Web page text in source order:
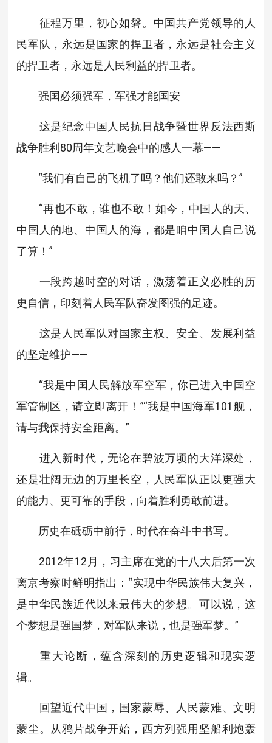
征程万里，初心如磐。中国共产党领导的人
民军队，永远是国家的捍卫者，永远是社会主义
的捍卫者，永远是人民利益的捍卫者。
强国必须强军，军强才能国安
这是纪念中国人民抗日战争暨世界反法西斯
战争胜利80周年文艺晚会中的感人一幕——
“我们有自己的飞机了吗？他们还敢来吗？”
“再也不敢，谁也不敢！如今，中国人的天、
中国人的地、中国人的海，都是咱中国人自己说
了算！”
一段跨越时空的对话，激荡着正义必胜的历
史自信，印刻着人民军队奋发图强的足迹。
这是人民军队对国家主权、安全、发展利益
的坚定维护——
“我是中国人民解放军空军，你已进入中国空
军管制区，请立即离开！”“我是中国海军101舰，
请与我保持安全距离。”
进入新时代，无论在碧波万顷的大洋深处，
还是壮阔无边的万里长空，人民军队正以更强大
的能力、更可靠的手段，向着胜利勇敢前进。
历史在砥砺中前行，时代在奋斗中书写。
2012年12月，习主席在党的十八大后第一次
离京考察时鲜明指出：“实现中华民族伟大复兴，
是中华民族近代以来最伟大的梦想。可以说，这
个梦想是强国梦，对军队来说，也是强军梦。”
重大论断，蕴含深刻的历史逻辑和现实逻
辑。
回望近代中国，国家蒙辱、人民蒙难、文明
蒙尘。从鸦片战争开始，西方列强用坚船利炮轰